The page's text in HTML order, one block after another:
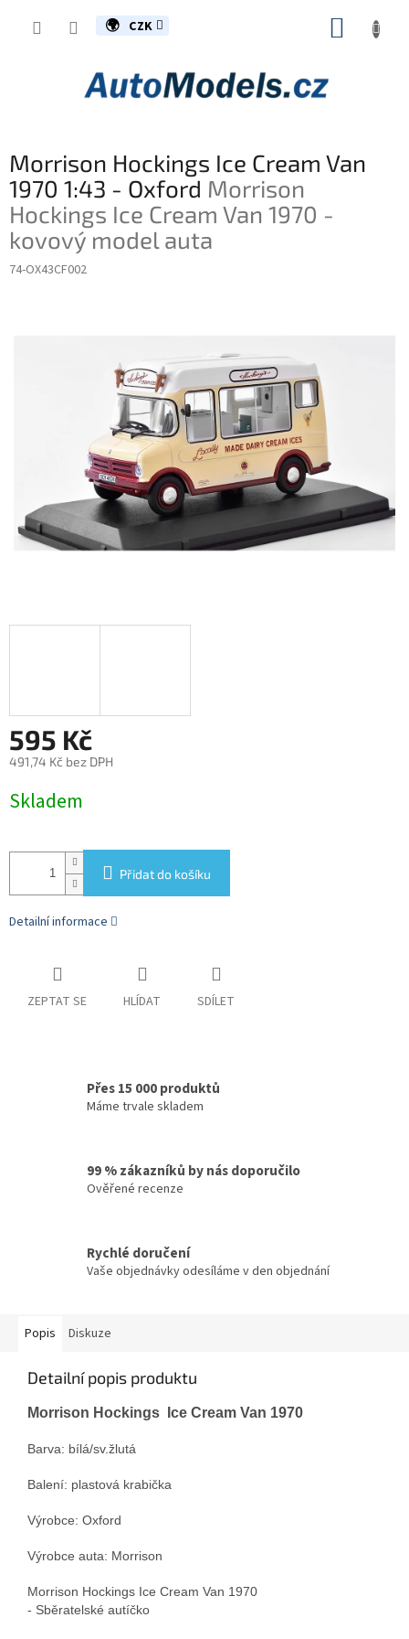
CZK
Morrison Hockings Ice Cream Van
1970 1:43 - Oxford Morrison
Hockings Ice Cream Van 1970 -
kovový model auta
74-OX43CF002
595 Kč
491,74 Kč bez DPH
cena:
Skladem
Přidat do košíku
Detailní informace
ZEPTAT SE HLÍDAT SDÍLET
Přes 15 000 produktů
Máme trvale skladem
99 % zákazníků by nás doporučilo
Ověřené recenze
Rychlé doručení
Vaše objednávky odesíláme v den objednání
Popis Diskuze
Detailní popis produktu
Morrison Hockings Ice Cream Van 1970
Barva: bílá/sv.žlutá
Balení: plastová krabička
Výrobce: Oxford
Výrobce auta: Morrison
Morrison Hockings Ice Cream Van 1970
- Sběratelské autíčko